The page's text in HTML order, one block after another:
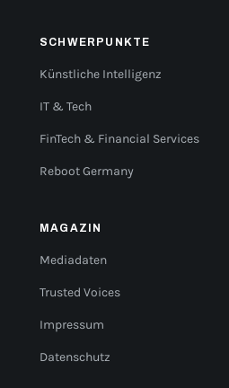
SCHWERPUNKTE
Künstliche Intelligenz
IT & Tech
FinTech & Financial Services
Reboot Germany
MAGAZIN
Mediadaten
Trusted Voices
Impressum
Datenschutz